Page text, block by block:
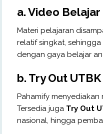
a.Video
Materi pelajaran
relatif singkat,
dengan gaya belajar
b. Try Out
Pahamify menyediakan
Tersedia juga Try Out
nasional, hingga